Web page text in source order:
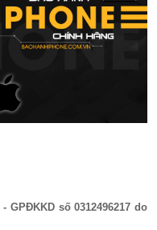
GPĐKKD số 0312496217 do